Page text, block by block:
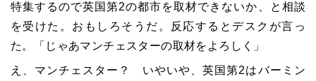
特集するので英国第2の都市を取材できないか、と相談
を受けた。おもしろそうだ。反応するとデスクが言っ
た。「じゃあマンチェスターの取材をよろしく」
え、マンチェスター？ いやいや、英国第2はバーミン